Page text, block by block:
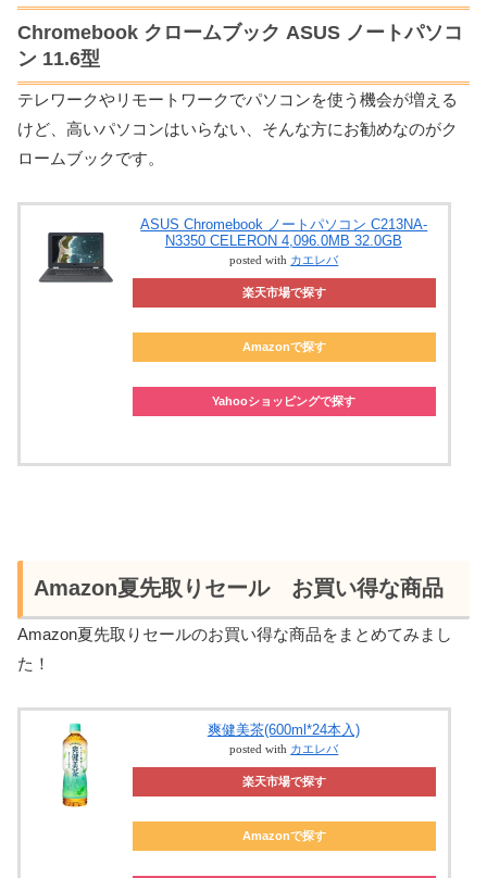
Chromebook クロームブック ASUS ノートパソコ
ン 11.6型
テレワークやリモートワークでパソコンを使う機会が増える
けど、高いパソコンはいらない、そんな方にお勧めなのがク
ロームブックです。
ASUS Chromebook ノートパソコン C213NA-
N3350 CELERON 4,096.0MB 32.0GB
posted with カエレバ
楽天市場で探す
Amazonで探す
Yahooショッピングで探す
Amazon夏先取りセール お買い得な商品
Amazon夏先取りセールのお買い得な商品をまとめてみまし
た！
爽健美茶(600ml*24本入)
posted with カエレバ
楽天市場で探す
Amazonで探す